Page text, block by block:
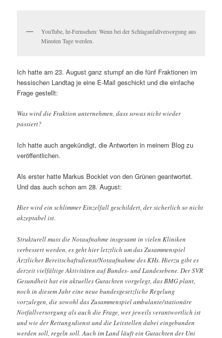
YouTube, hr-Fernsehen: Wenn bei der Schlaganfallversorgung aus
Minuten Tage werden.
Ich hatte am 23. August ganz stumpf an die fünf Fraktionen im
hessischen Landtag je eine E-Mail geschickt und die einfache
Frage gestellt:
Was wird die Fraktion unternehmen, dass sowas nicht wieder
passiert?
Ich hatte auch angekündigt, die Antworten in meinem Blog zu
veröffentlichen.
Als erster hatte Markus Bocklet von den Grünen geantwortet.
Und das auch schon am 28. August:
Hier wird ein schlimmer Einzelfall geschildert, der sicherlich so nicht
akzeptabel ist.
Strukturell muss die Notaufnahme insgesamt in vielen Kliniken
verbessert werden, es geht hier letztlich um das Zusammenspiel
Ärztlicher Bereitschaftsdienst/Notaufnahme des KHs. Hierzu gibt es
derzeit vielfältige Aktivitäten auf Bundes- und Landesebene. Der SVR
Gesundheit hat ein aktuelles Gutachten vorgelegt, das BMG plant,
noch in diesem Jahr eine neue bundesgesetzliche Regelung
vorzulegen, die sowohl das Zusammenspiel ambulante/stationäre
Notfallversorgung als auch die Frage, wer jeweils verantwortlich ist
und wie der Rettungsdienst und die Leitstellen dabei eingebunden
werden soll, regeln soll. Auch im Land läuft ein Gutachten der Uni